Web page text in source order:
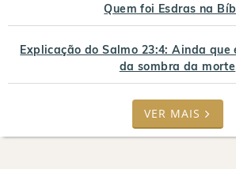
Quem foi Esdras na
Explicação do Salmo 23:4: Ainda que
da sombra da morte
VER MAIS